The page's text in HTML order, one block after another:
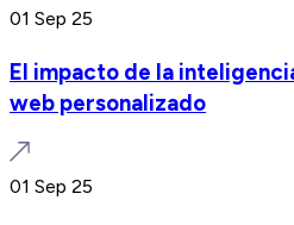
01 Sep 25
El impacto de la
web personalizado
01 Sep 25